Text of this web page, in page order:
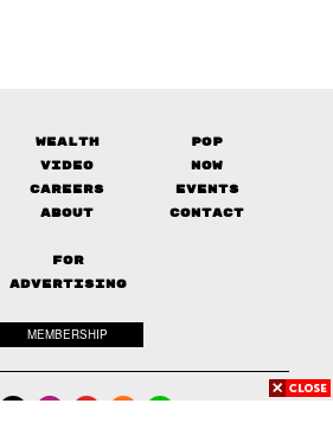
Wealth
Pop
Video
Now
Careers
Events
About Contact
FOR
ADVERTISING
MEMBERSHIP